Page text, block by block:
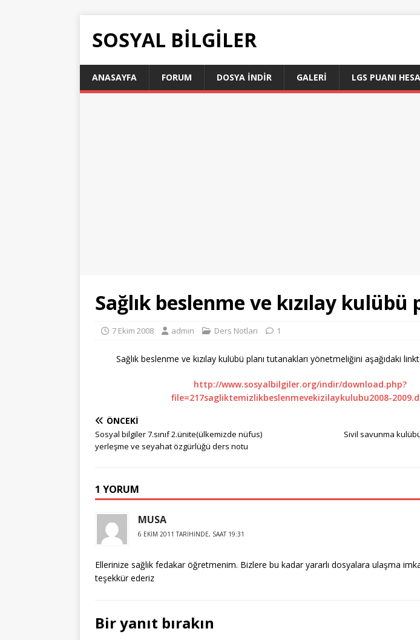
SOSYAL BILGILER
ANASAYFA FORUM DOSYA İNDIR GALERI LGS PUANI
Sağlık beslenme ve kızılay kulübü
7 Ekim 2008 admin Ders Notları 1
Sağlık beslenme ve kızılay kulübü planı tutanakları yönetmeliğini aşağıdaki
http://www.sosyalbilgiler.org/indir/download.php?
file=217sagliktemizlikbeslenmevekizilaykulubu2008-
ÖNCEKI
Sosyal bilgiler 7.sınıf 2.ünite(ülkemizde nüfus)
yerleşme ve seyahat özgürlüğü ders notu
Sivil savunma
1 YORUM
MUSA
6 EKIM 2011 TARIHINDE, SAAT 19:31
Ellerinize sağlık fedakar öğretmenim. Bizlere bu kadar yararlı dosyalara ulaşma
teşekkür ederiz
Bir yanıt bırakın